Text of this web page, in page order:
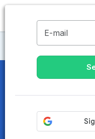
Maisons de
Maisons de
Montaigu-
E-mail